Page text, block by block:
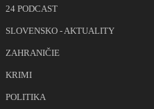
24 PODCAST
SLOVENSKO - AKTUALITY
ZAHRANIČIE
KRIMI
POLITIKA